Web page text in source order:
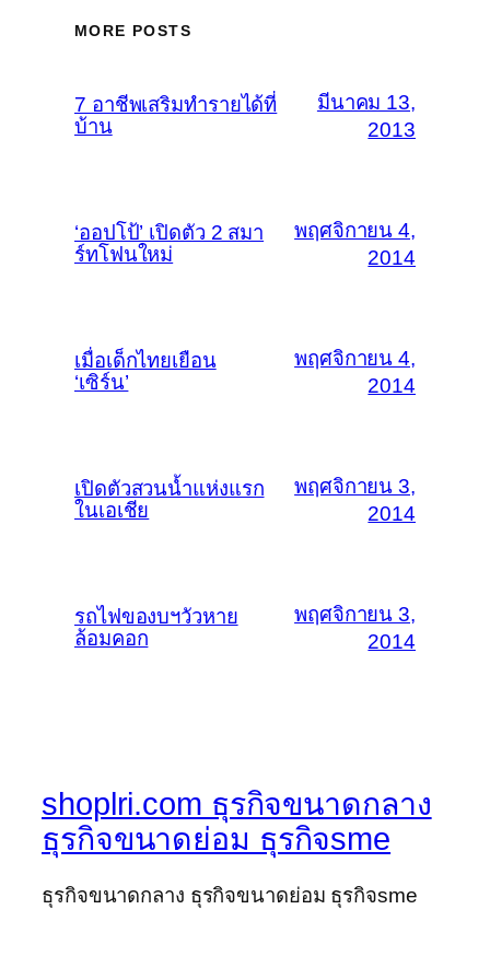
MORE POSTS
7 อาชีพเสริมทำรายได้ที่
บ้าน
มีนาคม 13,
2013
‘ออปโป้’ เปิดตัว 2 สมา
ร์ทโฟนใหม่
พฤศจิกายน 4,
2014
เมื่อเด็กไทยเยือน
‘เซิร์น’
พฤศจิกายน 4,
2014
เปิดตัวสวนน้ำแห่งแรก
ในเอเชีย
พฤศจิกายน 3,
2014
รถไฟของบฯวัวหาย
ล้อมคอก
พฤศจิกายน 3,
2014
shoplri.com ธุรกิจขนาดกลาง
ธุรกิจขนาดย่อม ธุรกิจsme
ธุรกิจขนาดกลาง ธุรกิจขนาดย่อม ธุรกิจsme